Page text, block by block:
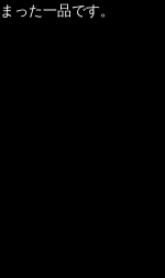
った一品です。